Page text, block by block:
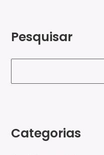
Pesquisar
Categorias